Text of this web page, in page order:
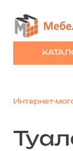
Интернет-